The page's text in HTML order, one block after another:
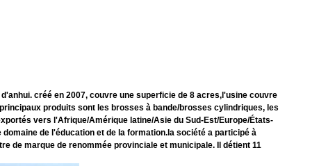
créé en 2007, couvre une superficie de 8 acres,l'usine couvre
produits sont les brosses à bande/brosses cylindriques, les
vers l'Afrique/Amérique latine/Asie du Sud-Est/Europe/États-
de l'éducation et de la formation.la société a participé à
de marque de renommée provinciale et municipale. Il détient 11